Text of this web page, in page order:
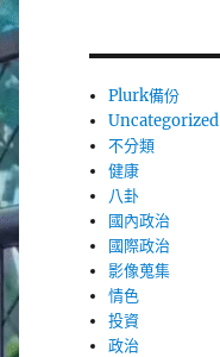
Plurk備份
Uncategorized
不分類
健康
八卦
國內政治
國際政治
影像蒐集
情色
投資
政治